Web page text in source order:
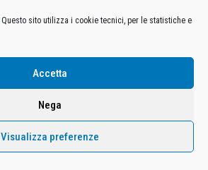
Questo sito utilizza i cookie tecnici, per le statistiche e
Accetta
Nega
Visualizza preferenze